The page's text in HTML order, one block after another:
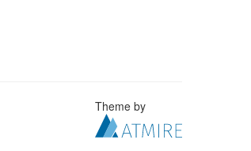
Theme by